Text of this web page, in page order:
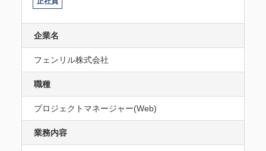
企業名
フェンリル株式会社
職種
プロジェクトマネージャー(Web)
業務内容